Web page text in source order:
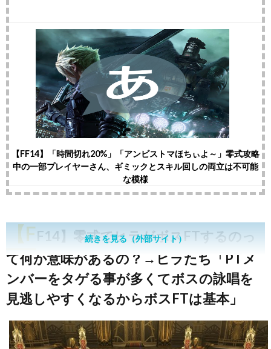
【FF14】「時間切れ20%」「アンビストマほちぃよ～」零式攻略
中の一部プレイヤーさん、ギミックとスキル回しの両立は不可能
な模様
【FF14】零式でヒラがボスFTするのっ
て何か意味があるの？→ヒラたち「PTメ
ンバーをタゲる事が多くてボスの詠唱を
見逃しやすくなるからボスFTは基本」
続きを見る（外部サイト）